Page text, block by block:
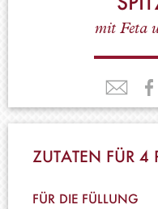
mit Feta
ZUTATEN FÜR 4
FÜR DIE FÜLLUNG